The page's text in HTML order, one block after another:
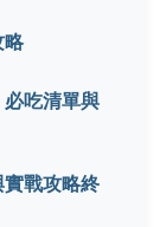
略
吃清單與
戰攻略終